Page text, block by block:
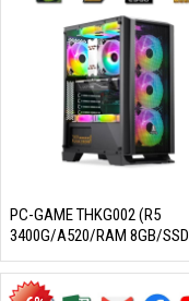
PC-GAME THKG002 (R5
3400G/A520/RAM 8GB/SSD
256GB/550W/DOS)